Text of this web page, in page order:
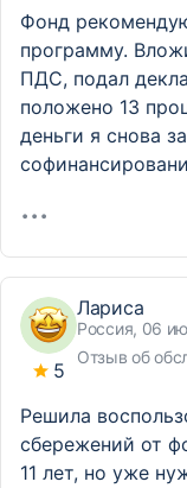
Фонд
программу.
ПДС, подал
положено 13
деньги я снова
5
Лариса
Россия, 06
Отзыв об
Решила
сбережений от
11 лет, но уже